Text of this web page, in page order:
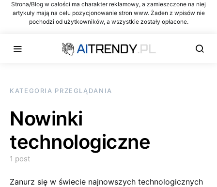
Strona/Blog w całości ma charakter reklamowy, a zamieszczone na niej
artykuły mają na celu pozycjonowanie stron www. Żaden z wpisów nie
pochodzi od użytkowników, a wszystkie zostały opłacone.
KATEGORIA PRZEGLĄDANIA
Nowinki
technologiczne
1 post
Zanurz się w świecie najnowszych technologicznych